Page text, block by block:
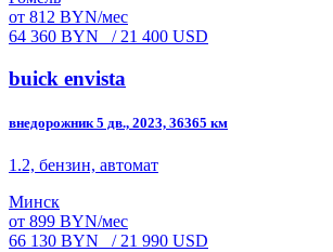
от 812 BYN/мес
64 360 BYN
/ 21 400 USD
buick envista
внедорожник 5 дв., 2023, 36365 км
1.2, бензин, автомат
Минск
от 899 BYN/мес
66 130 BYN
/ 21 990 USD